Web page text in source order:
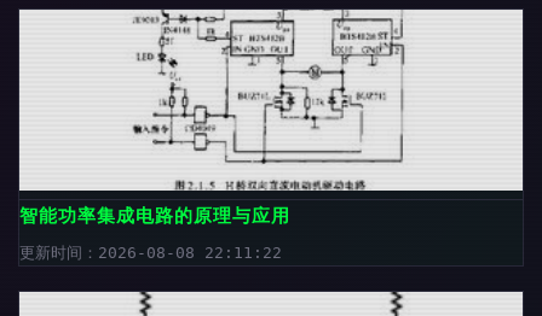
智能功率集成电路的原理与应用
更新时间：2026-08-08 22:11:22